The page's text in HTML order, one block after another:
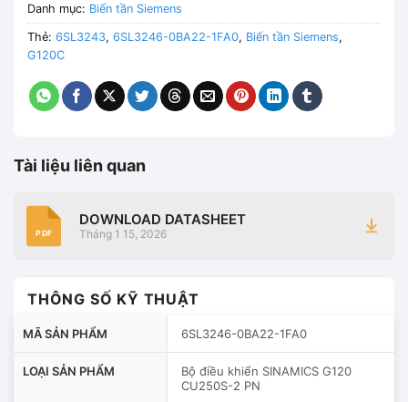
Danh mục: Biến tần Siemens
Thẻ: 6SL3243, 6SL3246-0BA22-1FA0, Biến tần Siemens,
G120C
Tài liệu liên quan
PDF
DOWNLOAD DATASHEET
Tháng 1 15, 2026
THÔNG SỐ KỸ THUẬT
MÃ SẢN PHẨM 6SL3246-0BA22-1FA0
LOẠI SẢN PHẨM
Bộ điều khiển SINAMICS G120
CU250S-2 PN